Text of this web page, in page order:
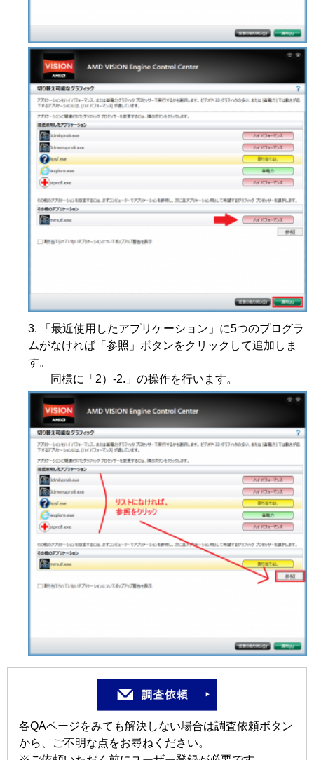
「最近使用したアプリケーション」に5つのプログラ
ムがなければ「参照」ボタンをクリックして追加しま
す。
同様に「2）-2.」の操作を行います。
各QAページをみても解決しない場合は調査依頼ボタン
から、ご不明な点をお尋ねください。